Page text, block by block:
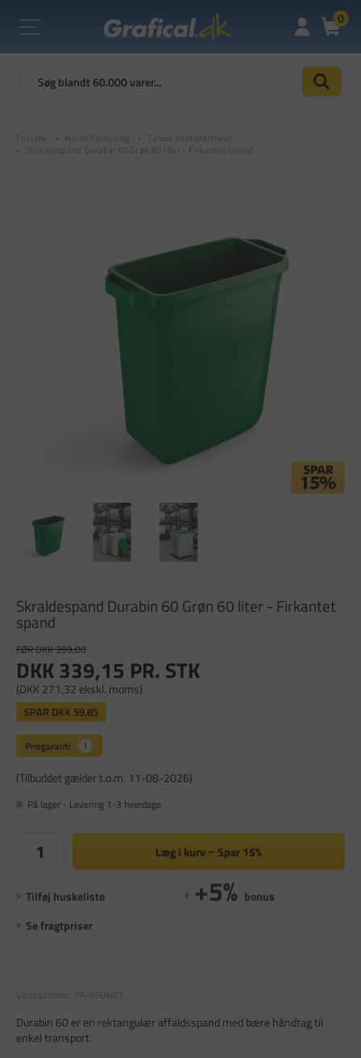
0
Forside Kontorforsyning
Tilbud Kontorartikler
Skraldespand Durabin 60 Grøn 60 liter - Firkantet spand
Skraldespand Durabin 60 Grøn 60 liter - Firkantet
spand
FØR DKK 399,00
DKK 339,15 PR. STK
(DKK 271,32 ekskl. moms)
SPAR DKK 59,85
(Tilbuddet gælder t.o.m. 11-08-2026)
På lager - Levering 1-3 hverdage
Læg i kurv Spar 15%
Tilføj huskeliste +5% bonus
Se fragtpriser
Varenummer: PA-690601
Durabin 60 er en rektangulær affaldsspand med bære håndtag til
enkel transport.